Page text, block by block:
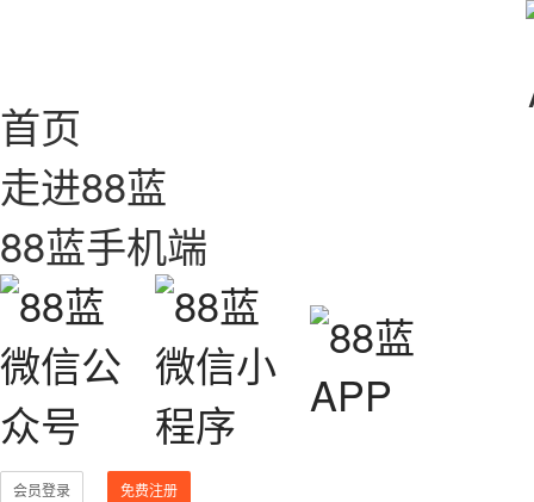
首页
走进88蓝
88蓝手机端
会员登录 免费注册